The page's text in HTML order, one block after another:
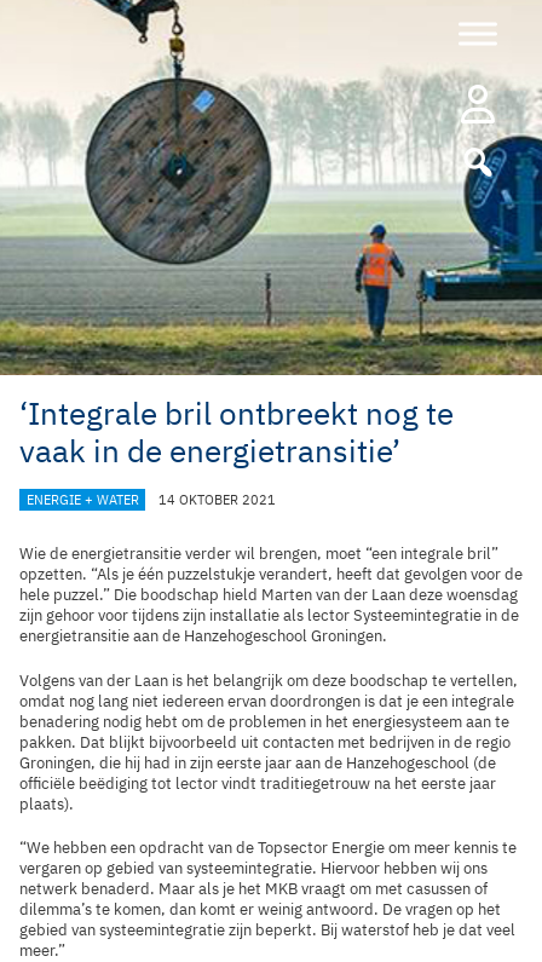
‘Integrale bril ontbreekt nog te
vaak in de energietransitie’
CATEGORIEËN
ENERGIE + WATER 14 OKTOBER 2021
Wie de energietransitie verder wil brengen, moet “een integrale bril”
opzetten. “Als je één puzzelstukje verandert, heeft dat gevolgen voor de
hele puzzel.” Die boodschap hield Marten van der Laan deze woensdag
zijn gehoor voor tijdens zijn installatie als lector Systeemintegratie in de
energietransitie aan de Hanzehogeschool Groningen.
Volgens van der Laan is het belangrijk om deze boodschap te vertellen,
omdat nog lang niet iedereen ervan doordrongen is dat je een integrale
benadering nodig hebt om de problemen in het energiesysteem aan te
pakken. Dat blijkt bijvoorbeeld uit contacten met bedrijven in de regio
Groningen, die hij had in zijn eerste jaar aan de Hanzehogeschool (de
officiële beëdiging tot lector vindt traditiegetrouw na het eerste jaar
plaats).
“We hebben een opdracht van de Topsector Energie om meer kennis te
vergaren op gebied van systeemintegratie. Hiervoor hebben wij ons
netwerk benaderd. Maar als je het MKB vraagt om met casussen of
dilemma’s te komen, dan komt er weinig antwoord. De vragen op het
gebied van systeemintegratie zijn beperkt. Bij waterstof heb je dat veel
meer.”